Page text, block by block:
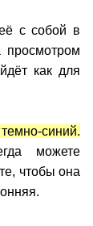
с собой в
просмотром
как для
синий.
можете
чтобы она